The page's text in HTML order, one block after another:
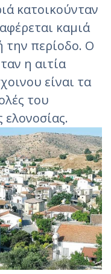
κατοικούνταν
καμιά
την περίοδο. Ο
η αιτία
είναι τα
του